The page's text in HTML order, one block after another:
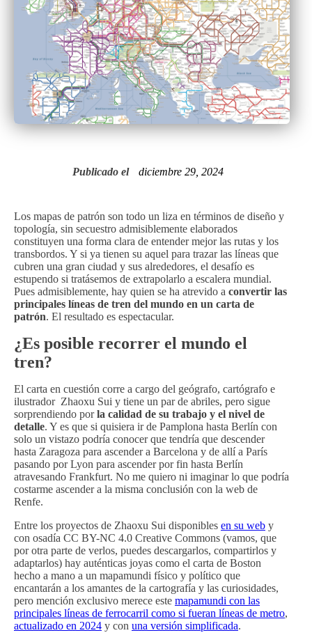
Publicado el diciembre 29, 2024
Los mapas de patrón son todo un liza en términos de diseño y
topología, sin secuestro admisiblemente elaborados
constituyen una forma clara de entender mejor las rutas y los
transbordos. Y si ya tienen su aquel para trazar las líneas que
cubren una gran ciudad y sus alrededores, el desafío es
estupendo si tratásemos de extrapolarlo a escalera mundial.
Pues admisiblemente, hay quien se ha atrevido a convertir las
principales líneas de tren del mundo en un carta de
patrón. El resultado es espectacular.
¿Es posible recorrer el mundo el
tren?
El carta en cuestión corre a cargo del geógrafo, cartógrafo e
ilustrador Zhaoxu Sui y tiene un par de abriles, pero sigue
sorprendiendo porla calidad de su trabajo y el nivel de
detalle. Y es que si quisiera ir de Pamplona hasta Berlín con
solo un vistazo podría conocer que tendría que descender
hasta Zaragoza para ascender a Barcelona y de allí a París
pasando por Lyon para ascender por fin hasta Berlín
atravesando Frankfurt. No me quiero ni imaginar lo que podría
costarme ascender a la misma conclusión con la web de
Renfe.
Entre los proyectos de Zhaoxu Sui disponibles en su web y
con osadía CC BY-NC 4.0 Creative Commons (vamos, que
por otra parte de verlos, puedes descargarlos, compartirlos y
adaptarlos) hay auténticas joyas como el carta de Boston
hecho a mano a un mapamundi físico y político que
encantarán a los amantes de la cartografía y las curiosidades,
pero mención exclusivo merece este mapamundi con las
principales líneas de ferrocarril como si fueran líneas de metro,
actualizado en 2024 y con una versión simplificada.